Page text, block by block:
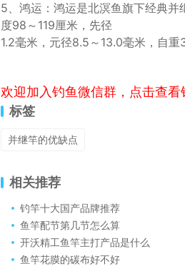
5、鸿运：鸿运是北溟鱼旗下经典
度98～119厘米，先径
1.2毫米，元径8.5～13.0毫米，自重
欢迎加入钓鱼微信群，点击查
标签
并继竿的优缺点
相关推荐
钓竿十大国产品牌推荐
鱼竿配节第几节怎么算
开沃精工鱼竿主打产品是什么
鱼竿花膜的碳布好不好